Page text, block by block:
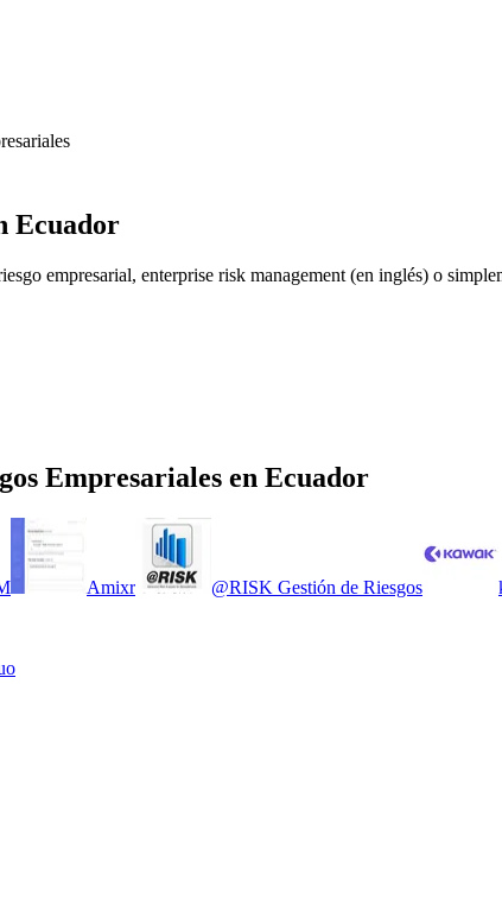
Ecuador
empresarial, enterprise risk management (en inglés) o
Empresariales en Ecuador
Amixr @RISK Gestión de Riesgos